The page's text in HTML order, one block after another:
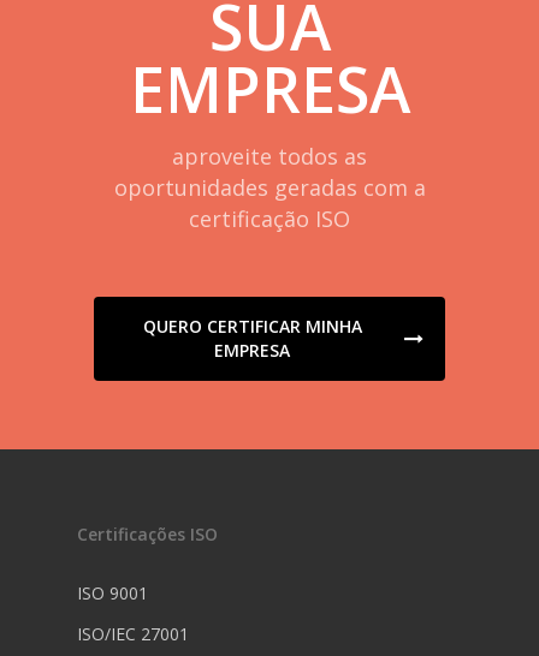
SUA
EMPRESA
aproveite todos as
oportunidades geradas com a
certificação ISO
QUERO CERTIFICAR MINHA
EMPRESA
Certificações ISO
ISO 9001
ISO/IEC 27001